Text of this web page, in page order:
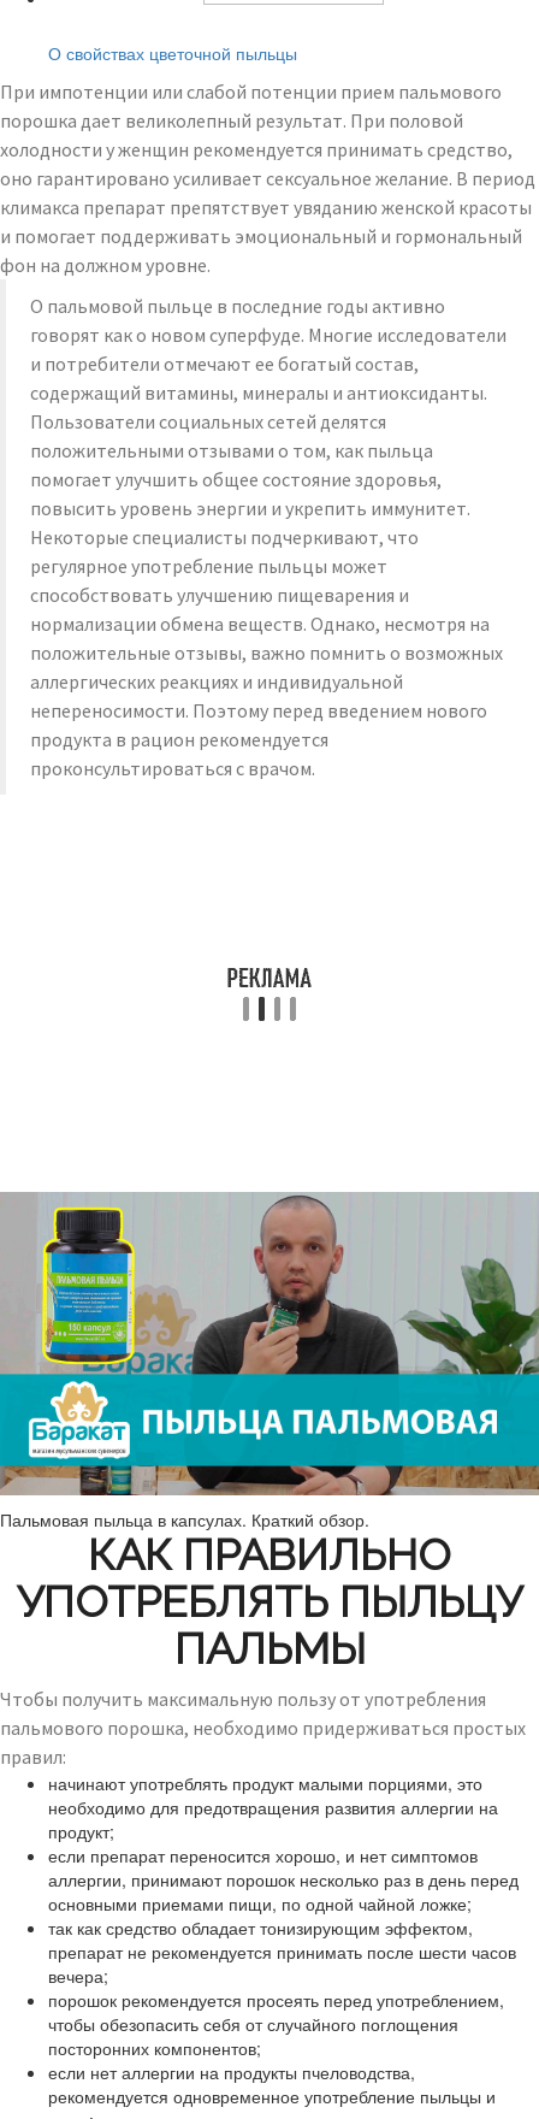
О свойствах цветочной пыльцы
При импотенции или слабой потенции прием пальмового
порошка дает великолепный результат. При половой
холодности у женщин рекомендуется принимать средство,
оно гарантировано усиливает сексуальное желание. В период
климакса препарат препятствует увяданию женской красоты
и помогает поддерживать эмоциональный и гормональный
фон на должном уровне.
О пальмовой пыльце в последние годы активно
говорят как о новом суперфуде. Многие исследователи
и потребители отмечают ее богатый состав,
содержащий витамины, минералы и антиоксиданты.
Пользователи социальных сетей делятся
положительными отзывами о том, как пыльца
помогает улучшить общее состояние здоровья,
повысить уровень энергии и укрепить иммунитет.
Некоторые специалисты подчеркивают, что
регулярное употребление пыльцы может
способствовать улучшению пищеварения и
нормализации обмена веществ. Однако, несмотря на
положительные отзывы, важно помнить о возможных
аллергических реакциях и индивидуальной
непереносимости. Поэтому перед введением нового
продукта в рацион рекомендуется
проконсультироваться с врачом.
Пальмовая пыльца в капсулах. Краткий обзор.
КАК ПРАВИЛЬНО
УПОТРЕБЛЯТЬ ПЫЛЬЦУ
ПАЛЬМЫ
Чтобы получить максимальную пользу от употребления
пальмового порошка, необходимо придерживаться простых
правил:
начинают употреблять продукт малыми порциями, это
необходимо для предотвращения развития аллергии на
продукт;
если препарат переносится хорошо, и нет симптомов
аллергии, принимают порошок несколько раз в день перед
основными приемами пищи, по одной чайной ложке;
так как средство обладает тонизирующим эффектом,
препарат не рекомендуется принимать после шести часов
вечера;
порошок рекомендуется просеять перед употреблением,
чтобы обезопасить себя от случайного поглощения
посторонних компонентов;
если нет аллергии на продукты пчеловодства,
рекомендуется одновременное употребление пыльцы и